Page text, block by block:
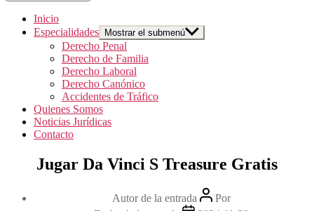
Inicio
Especialidades
Mostrar el submenú
Derecho Penal
Derecho de Familia
Derecho Laboral
Derecho Canónico
Accidentes de Tráfico
Quienes Somos
Noticias Jurídicas
Contacto
Jugar Da Vinci S Treasure Gratis
Autor de la entrada
Por